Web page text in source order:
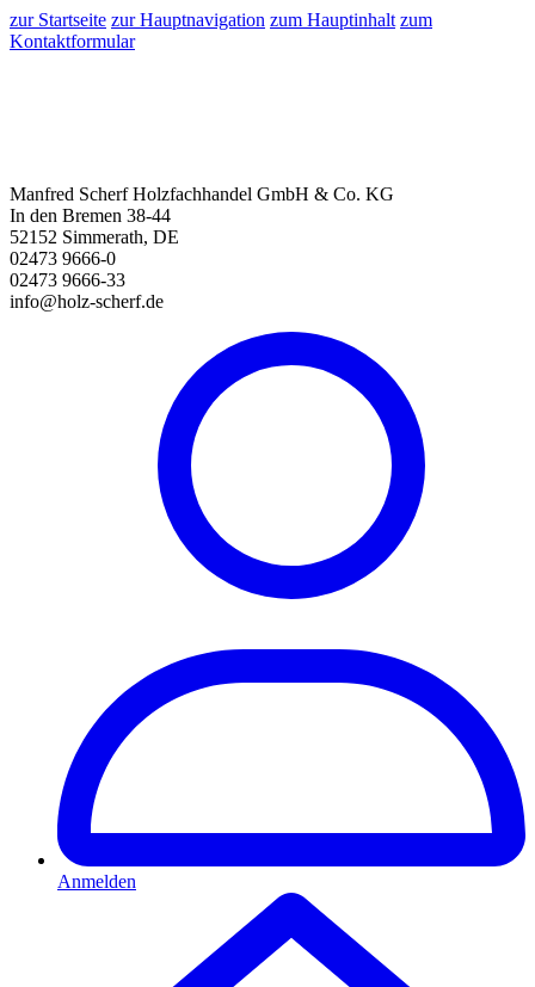
zur Startseite zur Hauptnavigation zum Hauptinhalt zum
Kontaktformular
Manfred Scherf Holzfachhandel GmbH & Co. KG
In den Bremen 38-44
52152 Simmerath, DE
02473 9666-0
02473 9666-33
info@holz-scherf.de
Anmelden